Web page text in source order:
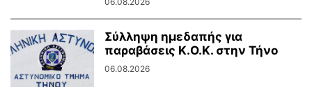
Σύλληψη ημεδαπής για
παραβάσεις Κ.Ο.Κ. στην Τήνο
06.08.2026